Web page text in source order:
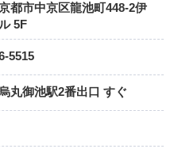
都市中京区龍池町448-2伊
5F
5515
丸御池駅2番出口 すぐ